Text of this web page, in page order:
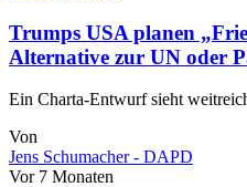
Trumps USA planen
Alternative zur UN oder
Ein Charta-Entwurf sieht
Von
Jens Schumacher - DAPD
Vor 7 Monaten